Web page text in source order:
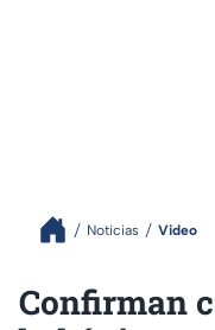
Noticias Video
Confirman